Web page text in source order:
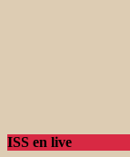
ISS en live